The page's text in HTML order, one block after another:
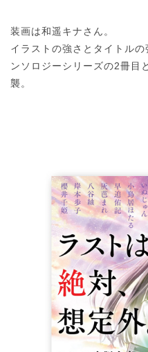
装画は和遥キナさん。
イラストの強さとタイトル
ンソロジーシリーズの2冊目
襲。